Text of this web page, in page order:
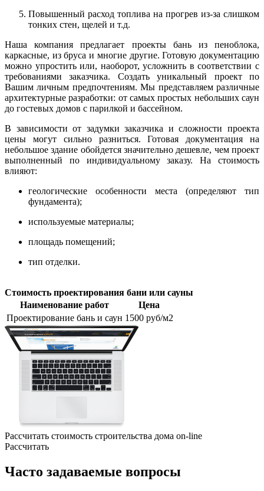
Повышенный расход топлива на прогрев из-за слишком
тонких стен, щелей и т.д.
Наша компания предлагает проекты бань из пеноблока,
каркасные, из бруса и многие другие. Готовую документацию
можно упростить или, наоборот, усложнить в соответствии с
требованиями заказчика. Создать уникальный проект по
Вашим личным предпочтениям. Мы представляем различные
архитектурные разработки: от самых простых небольших саун
до гостевых домов с парилкой и бассейном.
В зависимости от задумки заказчика и сложности проекта
цены могут сильно разниться. Готовая документация на
небольшое здание обойдется значительно дешевле, чем проект
выполненный по индивидуальному заказу. На стоимость
влияют:
геологические особенности места (определяют тип
фундамента);
используемые материалы;
площадь помещений;
тип отделки.
Стоимость проектирования бани или сауны
Наименование работ
Цена
Проектирование бань и саун 1500 руб/м2
Рассчитать стоимость строительства дома on-line
Рассчитать
Часто задаваемые вопросы